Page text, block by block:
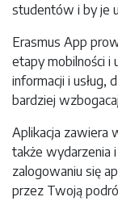
studentów i by je
Erasmus App
etapy mobilności i
informacji i usług,
bardziej
Aplikacja zawiera
także wydarzenia
zalogowaniu się
przez Twoją